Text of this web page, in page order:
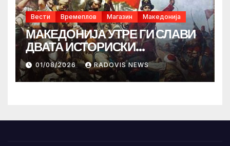
Вести Времеплов Магазин Македонија
МАКЕДОНИЈА УТРЕ ГИ СЛАВИ
ДВАТА ИСТОРИСКИ
ИЛИНДЕНА!
01/08/2026 RADOVIS NEWS